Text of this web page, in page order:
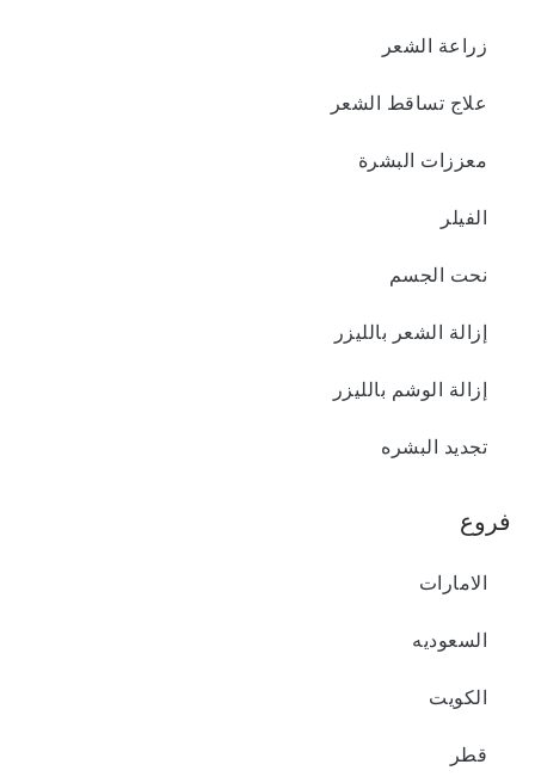
فروع
الامارات
السعودیه
الکویت
قطر
زراعة الشعر
علاج تساقط الشعر
معززات البشرة
الفیلر
نحت الجسم
إزالة الشعر بالليزر
إزالة الوشم بالليزر
تجديد البشره